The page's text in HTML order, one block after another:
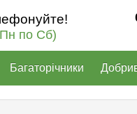
по Сб)
Багаторічники